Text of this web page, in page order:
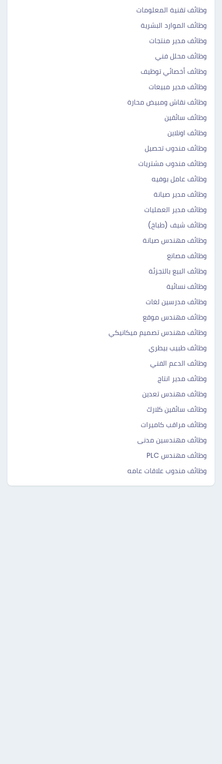
وظائف تقنية المعلومات
وظائف الموارد البشرية
وظائف مدير منتجات
وظائف محلل فني
وظائف أخصائي توظيف
وظائف مدير مبيعات
وظائف نقاش ومبيض محارة
وظائف سائقين
وظائف اونلاين
وظائف مندوب تحصيل
وظائف مندوب مشتريات
وظائف عامل بوفيه
وظائف مدير صيانة
وظائف مدير العمليات
وظائف شيف (طباخ)
وظائف مهندس صيانة
وظائف مصانع
وظائف البيع بالتجزئة
وظائف نسائية
وظائف مدرسين لغات
وظائف مهندس موقع
وظائف مهندس تصميم ميكانيكي
وظائف طبيب بيطري
وظائف الدعم الفني
وظائف مدير انتاج
وظائف مهندس تعدين
وظائف سائقين كلارك
وظائف مراقب كاميرات
وظائف مهندسين مدنى
وظائف مهندس PLC
وظائف مندوب علاقات عامه